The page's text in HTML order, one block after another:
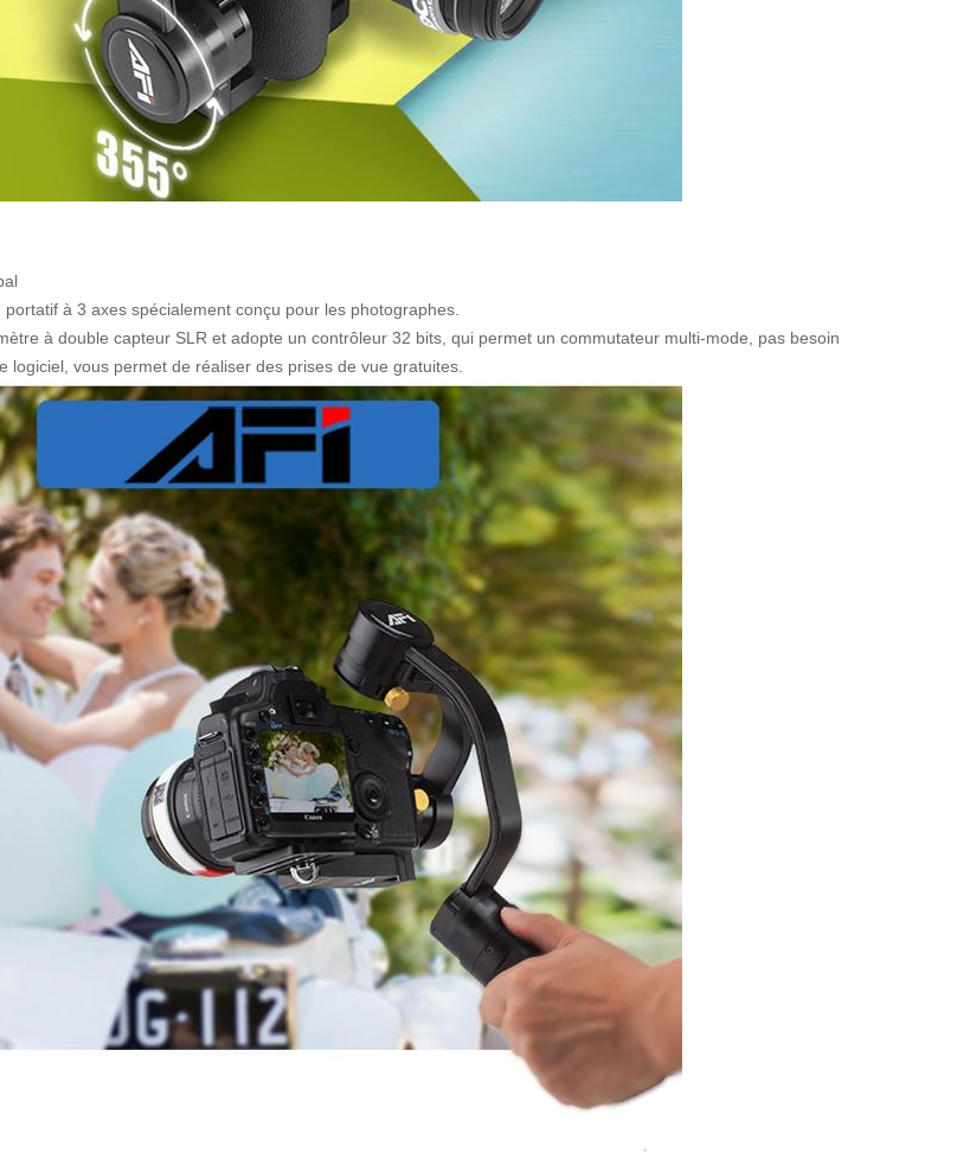
à 3 axes spécialement conçu pour les photographes.
à double capteur SLR et adopte un contrôleur 32 bits, qui permet un commutateur multi-mode, pas besoin
logiciel, vous permet de réaliser des prises de vue gratuites.